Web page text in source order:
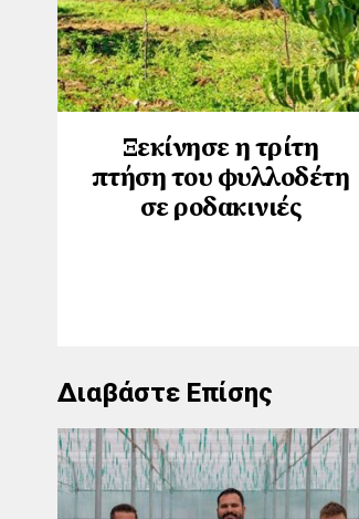
Ξεκίνησε η τρίτη
πτήση του φυλλοδέτη
σε ροδακινιές
Διαβάστε Επίσης